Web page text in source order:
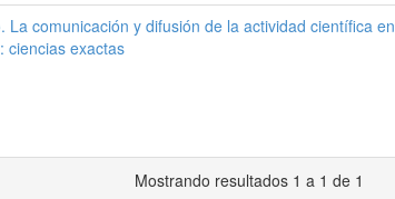
La comunicación y difusión de la actividad científica en
ciencias exactas
Mostrando resultados 1 a 1 de 1